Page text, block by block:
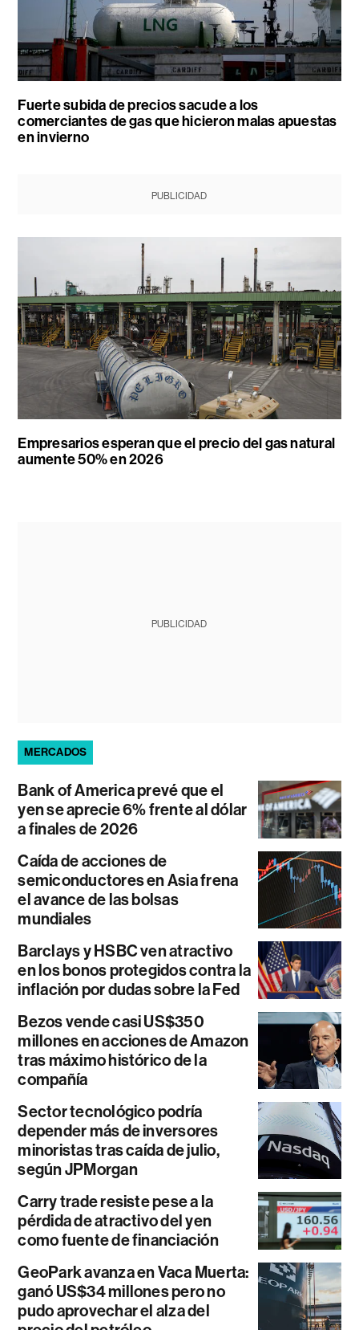
Fuerte subida de precios sacude a los
comerciantes de gas que hicieron malas apuestas
en invierno
PUBLICIDAD
Empresarios esperan que el precio del gas natural
aumente 50% en 2026
PUBLICIDAD
MERCADOS
Bank of America prevé que el
yen se aprecie 6% frente al dólar
a finales de 2026
Caída de acciones de
semiconductores en Asia frena
el avance de las bolsas
mundiales
Barclays y HSBC ven atractivo
en los bonos protegidos contra la
inflación por dudas sobre la Fed
Bezos vende casi US$350
millones en acciones de Amazon
tras máximo histórico de la
compañía
Sector tecnológico podría
depender más de inversores
minoristas tras caída de julio,
según JPMorgan
Carry trade resiste pese a la
pérdida de atractivo del yen
como fuente de financiación
GeoPark avanza en Vaca Muerta:
ganó US$34 millones pero no
pudo aprovechar el alza del